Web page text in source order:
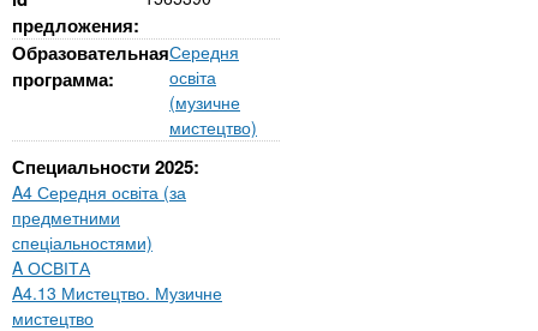
предложения:
Образовательная
программа:
Середня
освіта
(музичне
мистецтво)
Специальности 2025:
A4 Середня освіта (за
предметними
спеціальностями)
A ОСВІТА
A4.13 Мистецтво. Музичне
мистецтво